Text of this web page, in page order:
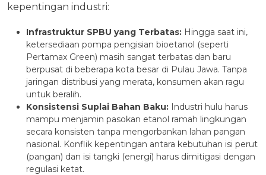
kepentingan industri:
Infrastruktur SPBU yang Terbatas: Hingga saat ini,
ketersediaan pompa pengisian bioetanol (seperti
Pertamax Green) masih sangat terbatas dan baru
berpusat di beberapa kota besar di Pulau Jawa. Tanpa
jaringan distribusi yang merata, konsumen akan ragu
untuk beralih.
Konsistensi Suplai Bahan Baku: Industri hulu harus
mampu menjamin pasokan etanol ramah lingkungan
secara konsisten tanpa mengorbankan lahan pangan
nasional. Konflik kepentingan antara kebutuhan isi perut
(pangan) dan isi tangki (energi) harus dimitigasi dengan
regulasi ketat.